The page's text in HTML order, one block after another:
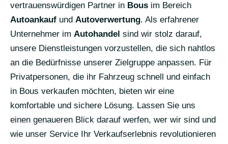
vertrauenswürdigen Partner in Bous im Bereich
Autoankauf und Autoverwertung. Als erfahrener
Unternehmer im Autohandel sind wir stolz darauf,
unsere Dienstleistungen vorzustellen, die sich nahtlos
an die Bedürfnisse unserer Zielgruppe anpassen. Für
Privatpersonen, die ihr Fahrzeug schnell und einfach
in Bous verkaufen möchten, bieten wir eine
komfortable und sichere Lösung. Lassen Sie uns
einen genaueren Blick darauf werfen, wer wir sind und
wie unser Service Ihr Verkaufserlebnis revolutionieren